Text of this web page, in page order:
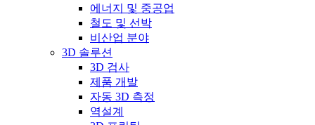
에너지 및 중공업
철도 및 선박
비산업 분야
3D 솔루션
3D 검사
제품 개발
자동 3D 측정
역설계